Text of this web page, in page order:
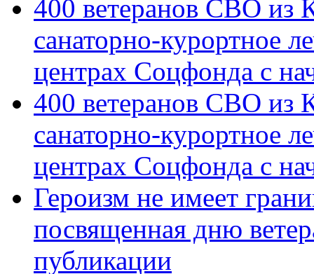
400 ветеранов СВО из
санаторно-курортное
центрах Соцфонда с
400 ветеранов СВО из
санаторно-курортное
центрах Соцфонда с
Героизм не имеет
посвященная дню
публикации